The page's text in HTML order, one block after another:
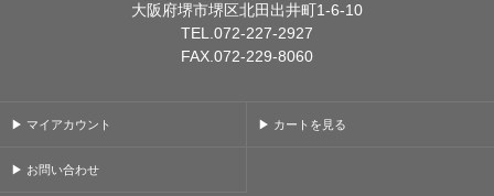
大阪府堺市堺区北田出井町1-6-10
TEL.072-227-2927
FAX.072-229-8060
▶ マイアカウント ▶ カートを見る
▶ お問い合わせ